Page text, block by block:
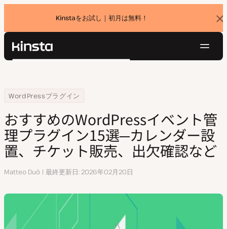
Kinstaをお試し｜初月は無料！
バ
ナ
Kinsta®
ョ
ン
価格設定
お問い合わせ
検
Home
リソースセンター
WordPressプラグイン
おすすめのWordPressイベント管理プラグイン15選─カレンダー設置
おすすめのWordPressイベント管
理プラグイン15選─カレンダー設
置、チケット販売、出欠確認など
執
Matteo Duò 最終更新日 2026年02月20日